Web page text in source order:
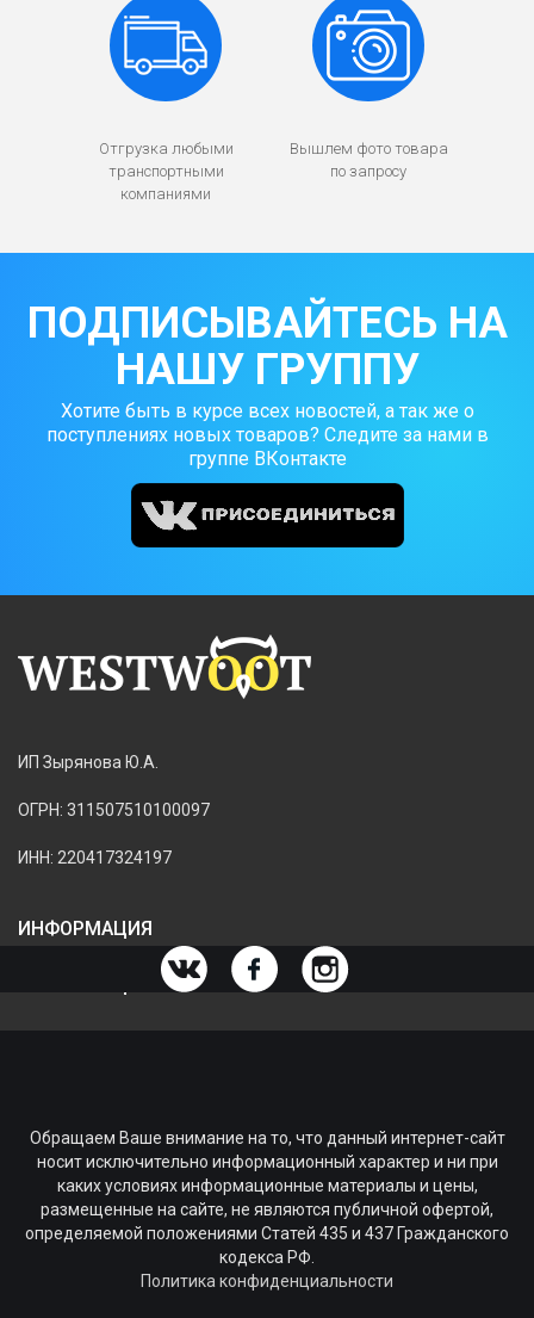
Отгрузка любыми
транспортными
компаниями
Вышлем фото товара
по запросу
ПОДПИСЫВАЙТЕСЬ НА
НАШУ ГРУППУ
Хотите быть в курсе всех новостей, а так же о
поступлениях новых товаров? Следите за нами в
группе ВКонтакте
ИП Зырянова Ю.А.
ОГРН: 311507510100097
ИНН: 220417324197
ИНФОРМАЦИЯ
ИНФОРМАЦИЯ О МАГАЗИНЕ
Обращаем Ваше внимание на то, что данный интернет-сайт
носит исключительно информационный характер и ни при
каких условиях информационные материалы и цены,
размещенные на сайте, не являются публичной офертой,
определяемой положениями Статей 435 и 437 Гражданского
кодекса РФ.
Политика конфиденциальности